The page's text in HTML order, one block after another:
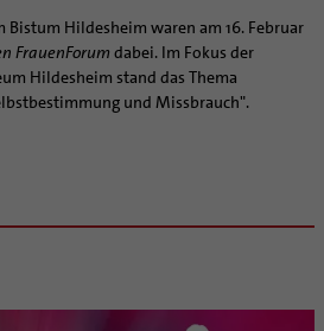
Bistum Hildesheim waren am 16. Februar
FrauenForum dabei. Im Fokus der
Hildesheim stand das Thema
und Missbrauch".